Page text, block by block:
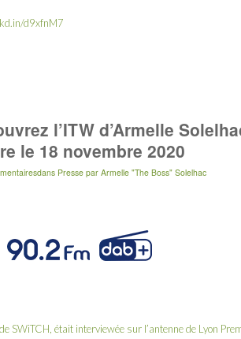
d9xfnM7
l’ITW d’Armelle
le 18 novembre 2020
dans Presse par Armelle "The Boss" Solelhac
SWiTCH, était interviewée sur l’antenne de Lyon